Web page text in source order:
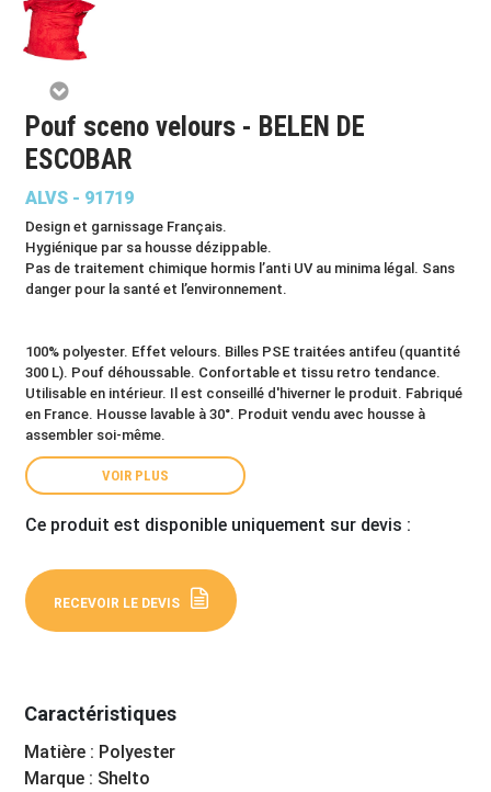
Pouf sceno velours - BELEN DE
ESCOBAR
ALVS - 91719
Design et garnissage Français.
Hygiénique par sa housse dézippable.
Pas de traitement chimique hormis l’anti UV au minima légal. Sans
danger pour la santé et l’environnement.
100% polyester. Effet velours. Billes PSE traitées antifeu (quantité
300 L). Pouf déhoussable. Confortable et tissu retro tendance.
Utilisable en intérieur. Il est conseillé d'hiverner le produit. Fabriqué
en France. Housse lavable à 30°. Produit vendu avec housse à
assembler soi-même.
VOIR PLUS
Ce produit est disponible uniquement sur devis :
RECEVOIR LE DEVIS
Caractéristiques
Matière : Polyester
Marque : Shelto